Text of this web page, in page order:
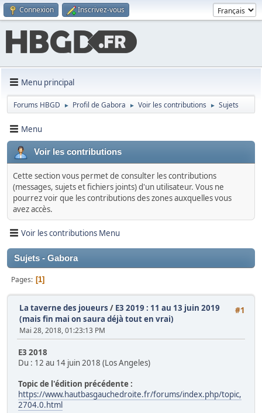
Connexion Inscrivez-vous
Menu principal
Forums HBGD ► Profil de Gabora ► Voir les contributions ► Sujets
Menu
Voir les contributions
Cette section vous permet de consulter les contributions
(messages, sujets et fichiers joints) d'un utilisateur. Vous ne
pourrez voir que les contributions des zones auxquelles vous
avez accès.
Voir les contributions Menu
Sujets - Gabora
Pages 1
#1
La taverne des joueurs / E3 2019 : 11 au 13 juin 2019
(mais fin mai on saura déjà tout en vrai)
Mai 28, 2018, 01:23:13 PM
E3 2018
Du : 12 au 14 juin 2018 (Los Angeles)
Topic de l'édition précédente :
https://www.hautbasgauchedroite.fr/forums/index.php/topic,
2704.0.html